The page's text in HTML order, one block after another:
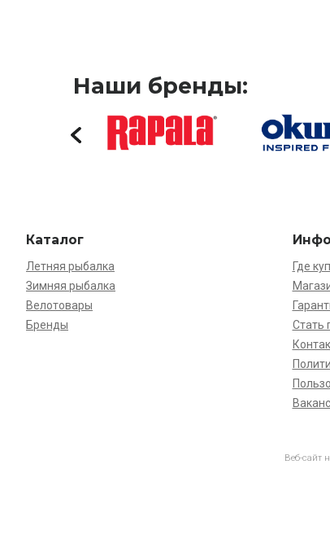
Наши бренды:
Каталог
Летняя рыбалка
Зимняя рыбалка
Велотовары
Бренды
Где
Стать
Веб-сайт